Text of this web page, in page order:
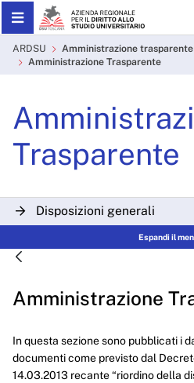
Skip to Main Content
ARDSU
Amministrazione trasparente
Amministrazione Trasparente
Trasparente
Disposizioni generali
Personale
Bandi di concorso
Performance
Espandi il
Amministrazione
In questa sezione sono pubblicati i
documenti come previsto dal
14.03.2013 recante “riordino della